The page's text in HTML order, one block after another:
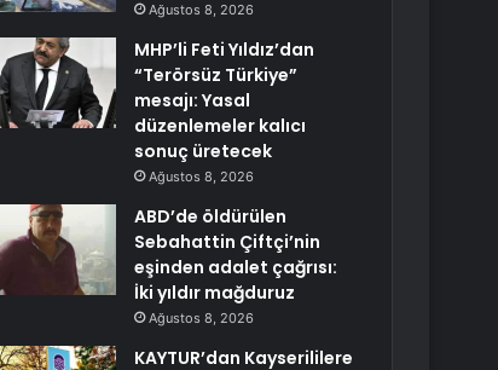
Ağustos 8, 2026
MHP’li Feti Yıldız’dan
“Terörsüz Türkiye”
mesajı: Yasal
düzenlemeler kalıcı
sonuç üretecek
Ağustos 8, 2026
ABD’de öldürülen
Sebahattin Çiftçi’nin
eşinden adalet çağrısı:
İki yıldır mağduruz
Ağustos 8, 2026
KAYTUR’dan Kayserililere